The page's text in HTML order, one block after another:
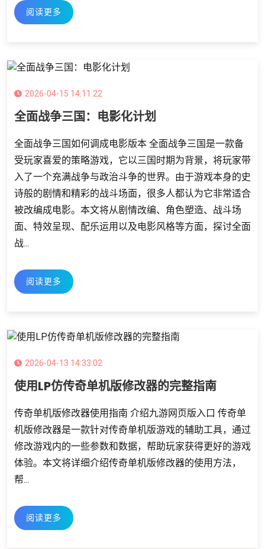
阅读更多
2026-04-15 14:11:22
全面战争三国：电影化计划
全面战争三国如何调成电影版本 全面战争三国是一款备
受玩家喜爱的策略游戏，它以三国时期为背景，将玩家带
入了一个充满战争与政治斗争的世界。由于游戏本身的史
诗般的剧情和精彩的战斗场面，很多人都认为它非常适合
被改编成电影。本文将从剧情改编、角色塑造、战斗场
面、特效呈现、配乐运用以及电影风格等方面，探讨全面
战...
阅读更多
2026-04-13 14:33:02
使用LP仿传奇单机版修改器的完整指南
传奇单机版修改器使用指南 介绍九游网页版入口 传奇单
机版修改器是一款针对传奇单机版游戏的辅助工具，通过
修改游戏内的一些参数和数据，帮助玩家获得更好的游戏
体验。本文将详细介绍传奇单机版修改器的使用方法，
帮...
阅读更多